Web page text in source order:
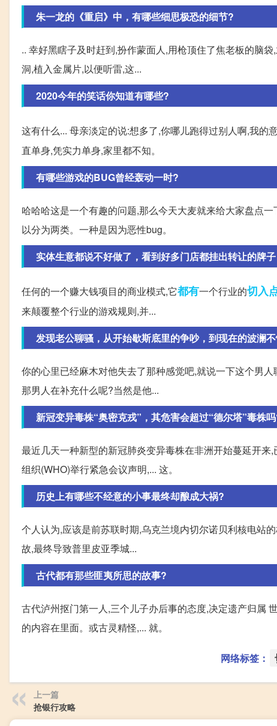
朱一龙的《重启》中，有哪些细思极恐的细节?
.. 幸好黑瞎子及时赶到,扮作蒙面人,用枪顶住了焦老板的脑
洞,植入金属片,以便听雷,这...
2020今年的笑话你知道有哪些?
这有什么... 母亲淡定的说:想多了,你哪儿跑得过别人啊,我的
直单身,凭实力单身,家里都不知。
有哪些游戏的BUG曾经轰动一时?
哈哈哈这是一个有趣的问题,那么今天大麦就来给大家盘点
以分为两类。一种是因为恶性bug。
实体生意都说不好做了，看到好多门店都挂出转让的牌
任何的一个赚大钱项目的商业模式,它都有一个行业的切入
来颠覆整个行业的游戏规则,并...
发现老公聊骚，从开始歇斯底里的争吵，到现在的波澜
你的心里已经麻木对他失去了那种感觉吧,就说一下这个男
那男人在补充什么呢?当然是他...
新冠变异毒株“奥密克戎”，其危害会超过“德尔塔”毒株
最近几天一种新型的新冠肺炎变异毒株在非洲开始蔓延开
组织(WHO)举行紧急会议声明,... 这。
历史上有哪些不经意的小事最终却酿成大祸?
个人认为,应该是前苏联时期,乌克兰境内切尔诺贝利核电站
故,最终导致普里皮亚季城...
古代都有那些匪夷所思的故事?
古代泸州抠门第一人,三个儿子办后事的态度,决定遗产归属
的内容在里面。或古灵精怪,... 就。
网络标签：
上一篇
抢银行攻略